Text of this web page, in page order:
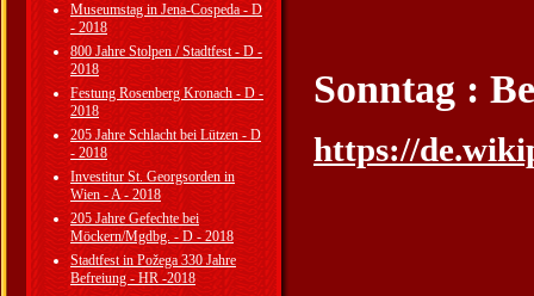
Museumstag in Jena-Cospeda - D
- 2018
800 Jahre Stolpen / Stadtfest - D -
2018
Festung Rosenberg Kronach - D -
2018
205 Jahre Schlacht bei Lützen - D
- 2018
Investitur St. Georgsorden in
Wien - A - 2018
205 Jahre Gefechte bei
Möckern/Mgdbg. - D - 2018
Stadtfest in Požega 330 Jahre
Befreiung - HR -2018
Sonntag :
https://